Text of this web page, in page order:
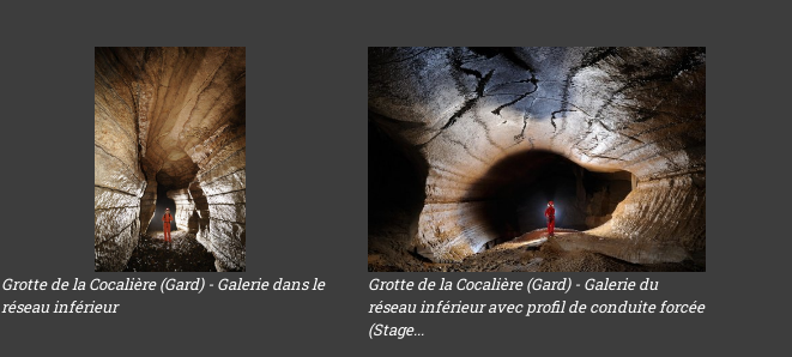
Grotte de la Cocalière (Gard) - Galerie dans le
réseau inférieur
Grotte de la Cocalière (Gard) - Galerie du
réseau inférieur avec profil de conduite forcée
(Stage...